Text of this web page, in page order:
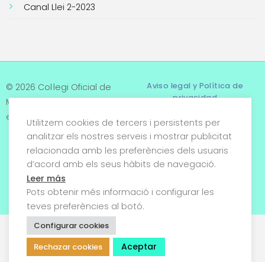
Canal Llei 2-2023
© 2026 Col·legi Oficial de
Metges de Tarragona. Tots
els drets reservats
Aviso legal y Política de
privacidad
Términos y condiciones
Política de cookies
Utilitzem cookies de tercers i persistents per
analitzar els nostres serveis i mostrar publicitat
relacionada amb les preferències dels usuaris
d’acord amb els seus hàbits de navegació.
Leer más
Pots obtenir més informació i configurar les
teves preferències al botó.
Configurar cookies
Rechazar cookies
Aceptar